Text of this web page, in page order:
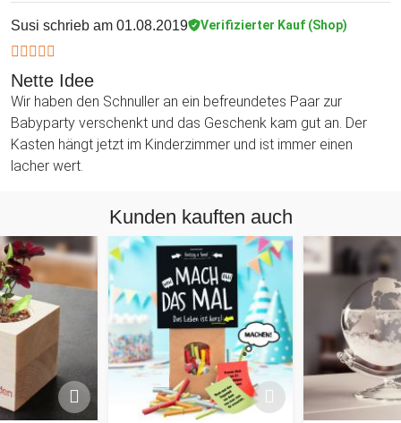
Susi schrieb am 01.08.2019 Verifizierter Kauf (Shop)
Nette Idee
Wir haben den Schnuller an ein befreundetes Paar zur
Babyparty verschenkt und das Geschenk kam gut an. Der
Kasten hängt jetzt im Kinderzimmer und ist immer einen
lacher wert.
Kunden kauften auch